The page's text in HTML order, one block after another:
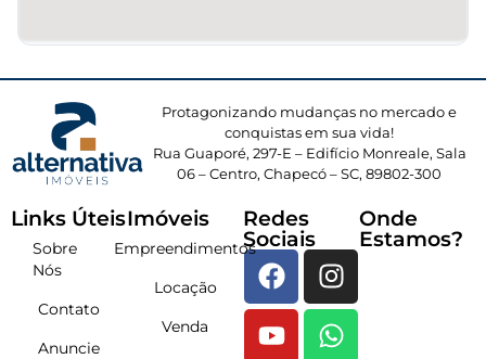
Protagonizando mudanças no mercado e
conquistas em sua vida!
Rua Guaporé, 297-E – Edifício Monreale, Sala
06 – Centro, Chapecó – SC, 89802-300
Links Úteis
Sobre
Nós
Contato
Anuncie
Imóveis
Empreendimentos
Locação
Venda
Redes
Sociais
Onde
Estamos?